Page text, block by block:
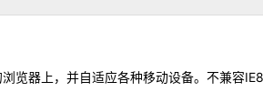
览器上，并自适应各种移动设备。不兼容